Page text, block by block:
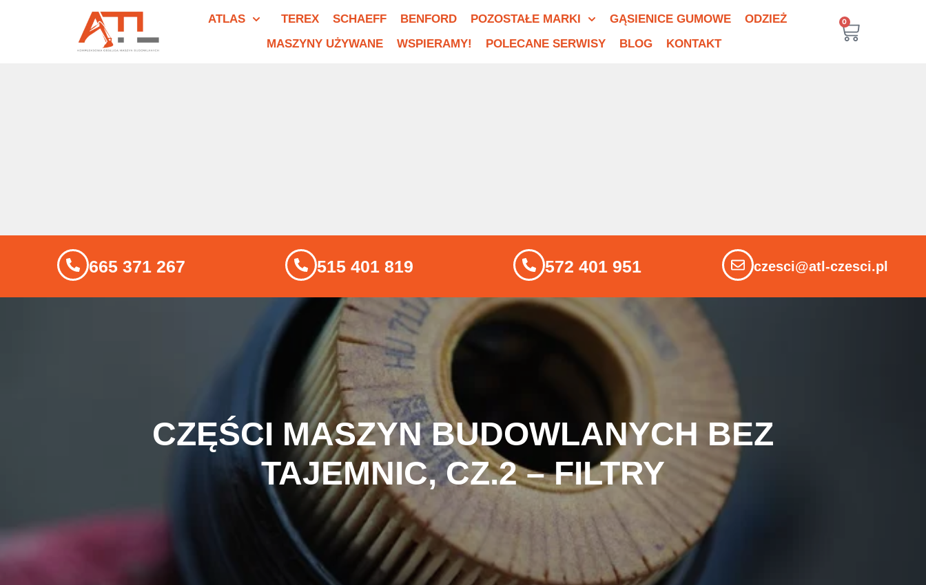
ATLAS TEREX SCHAEFF BENFORD POZOSTAŁE MARKI GĄSIENICE GUMOWE
ODZIEŻ
MASZYNY UŻYWANE
WSPIERAMY! POLECANE SERWISY BLOG KONTAKT
0
665 371 267 515 401 819 572 401 951 czesci@atl-czesci.pl
CZĘŚCI MASZYN BUDOWLANYCH BEZ
TAJEMNIC, CZ.2 – FILTRY